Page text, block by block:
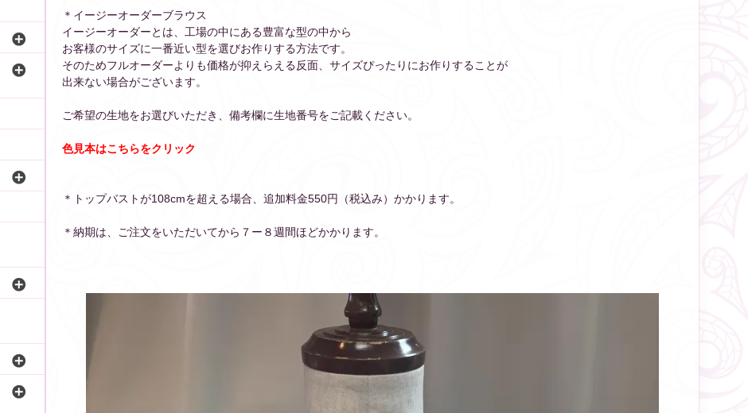
＊イージーオーダーブラウス
イージーオーダーとは、工場の中にある豊富な型の中から
お客様のサイズに一番近い型を選びお作りする方法です。
そのためフルオーダーよりも価格が抑えらえる反面、サイズぴったりにお作りすることが
出来ない場合がございます。
ご希望の生地をお選びいただき、備考欄に生地番号をご記載ください。
色見本はこちらをクリック
＊トップバストが108cmを超える場合、追加料金550円（税込み）かかります。
＊納期は、ご注文をいただいてから７ー８週間ほどかかります。